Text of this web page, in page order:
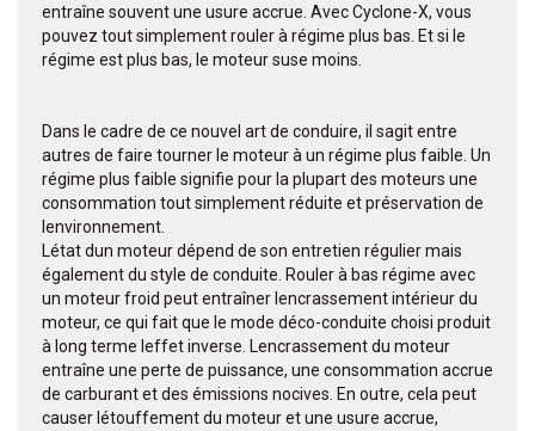
entraîne souvent une usure accrue. Avec Cyclone-X, vous
pouvez tout simplement rouler à régime plus bas. Et si le
régime est plus bas, le moteur suse moins.
Dans le cadre de ce nouvel art de conduire, il sagit entre
autres de faire tourner le moteur à un régime plus faible. Un
régime plus faible signifie pour la plupart des moteurs une
consommation tout simplement réduite et préservation de
lenvironnement.
Létat dun moteur dépend de son entretien régulier mais
également du style de conduite. Rouler à bas régime avec
un moteur froid peut entraîner lencrassement intérieur du
moteur, ce qui fait que le mode déco-conduite choisi produit
à long terme leffet inverse. Lencrassement du moteur
entraîne une perte de puissance, une consommation accrue
de carburant et des émissions nocives. En outre, cela peut
causer létouffement du moteur et une usure accrue,